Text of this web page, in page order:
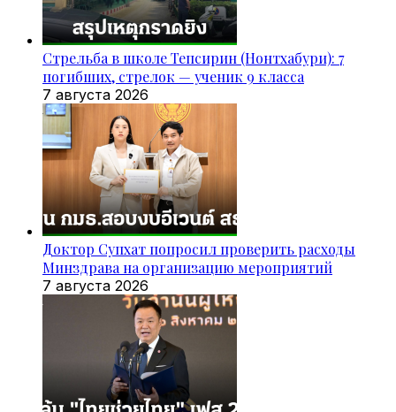
Стрельба в школе Тепсирин (Нонтхабури): 7
погибших, стрелок — ученик 9 класса
7 августа 2026
Доктор Супхат попросил проверить расходы
Минздрава на организацию мероприятий
7 августа 2026